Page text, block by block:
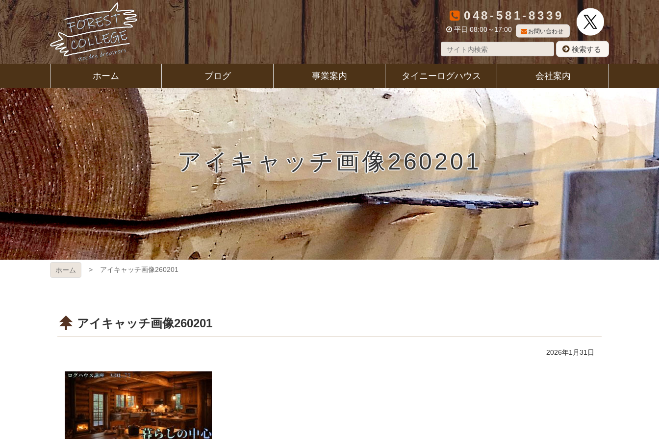
コ
ン
テ
ン
ツ
本
文
ス
キ
ッ
プ
㈱ＦＯＲ
ＥＳＴ Ｃ
ＯＬＬＥ
ＧＥ
048-581-8339
平日 08:00～17:00 お問い合わせ
検索する
ホーム ブログ 事業案内 タイニーログハウス 会社案内
アイキャッチ画像260201
ホーム アイキャッチ画像260201
アイキャッチ画像260201
2026年1月31日